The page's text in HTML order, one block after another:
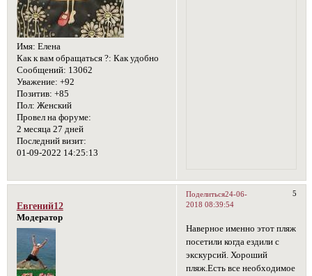
Имя: Елена
Как к вам обращаться ?: Как удобно
Сообщений: 13062
Уважение: +92
Позитив: +85
Пол: Женский
Провел на форуме:
2 месяца 27 дней
Последний визит:
01-09-2022 14:25:13
Поделиться 5
24-06-
2018 08:39:54
Евгений12
Модератор
Наверное именно этот пляж
посетили когда ездили с
экскурсий. Хороший
пляж.Есть все необходимое